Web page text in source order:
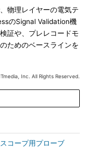
物理レイヤーの電気テ
のSignal Validation機
証や、プレレコードモ
ためのベースラインを
Inc. All Rights Reserved.
コープ用プローブ